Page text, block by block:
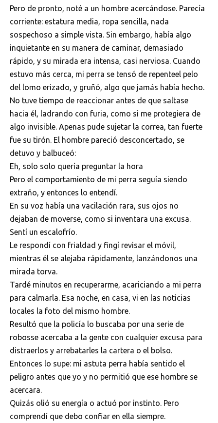
Pero de pronto, noté a un hombre acercándose. Parecía
corriente: estatura media, ropa sencilla, nada
sospechoso a simple vista. Sin embargo, había algo
inquietante en su manera de caminar, demasiado
rápido, y su mirada era intensa, casi nerviosa. Cuando
estuvo más cerca, mi perra se tensó de repenteel pelo
del lomo erizado, y gruñó, algo que jamás había hecho.
No tuve tiempo de reaccionar antes de que saltase
hacia él, ladrando con furia, como si me protegiera de
algo invisible. Apenas pude sujetar la correa, tan fuerte
fue su tirón. El hombre pareció desconcertado, se
detuvo y balbuceó:
Eh, solo solo quería preguntar la hora
Pero el comportamiento de mi perra seguía siendo
extraño, y entonces lo entendí.
En su voz había una vacilación rara, sus ojos no
dejaban de moverse, como si inventara una excusa.
Sentí un escalofrío.
Le respondí con frialdad y fingí revisar el móvil,
mientras él se alejaba rápidamente, lanzándonos una
mirada torva.
Tardé minutos en recuperarme, acariciando a mi perra
para calmarla. Esa noche, en casa, vi en las noticias
locales la foto del mismo hombre.
Resultó que la policía lo buscaba por una serie de
robosse acercaba a la gente con cualquier excusa para
distraerlos y arrebatarles la cartera o el bolso.
Entonces lo supe: mi astuta perra había sentido el
peligro antes que yo y no permitió que ese hombre se
acercara.
Quizás olió su energía o actuó por instinto. Pero
comprendí que debo confiar en ella siempre.